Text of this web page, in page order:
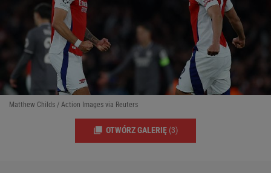
Matthew Childs / Action Images via Reuters
OTWÓRZ GALERIĘ (3)